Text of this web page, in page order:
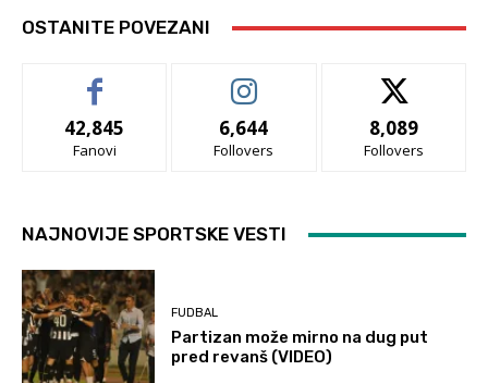
OSTANITE POVEZANI
42,845
Fanovi
6,644
Follovers
8,089
Follovers
NAJNOVIJE SPORTSKE VESTI
FUDBAL
Partizan može mirno na dug put
pred revanš (VIDEO)